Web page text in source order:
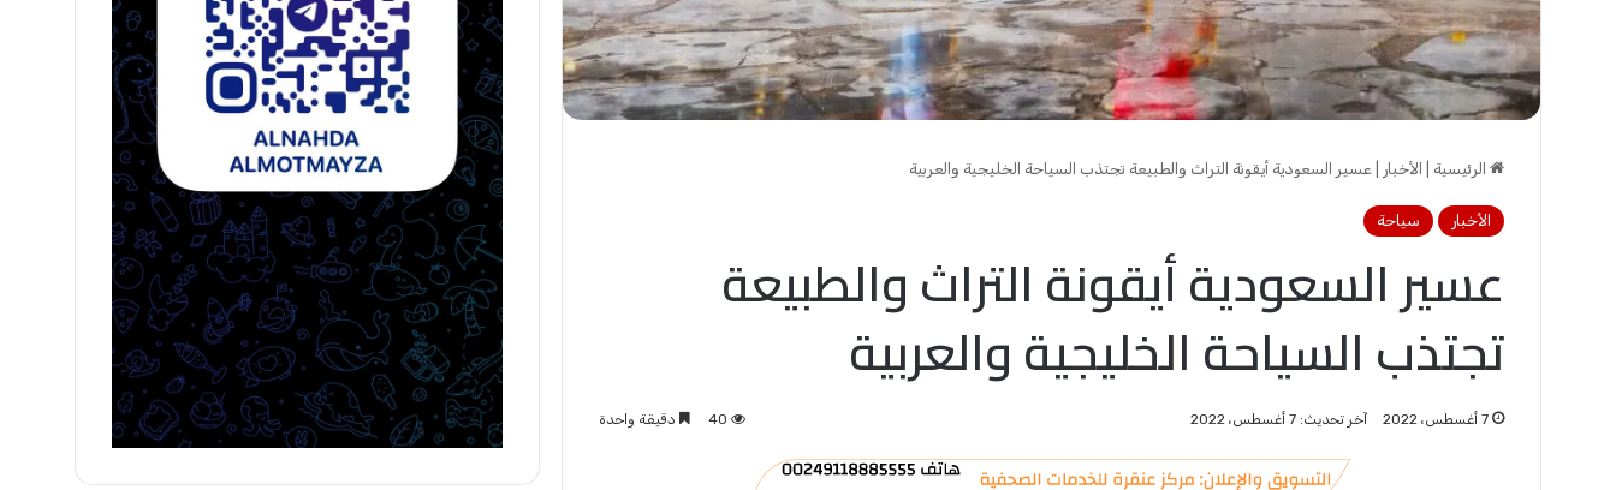
الرئيسية الأخبار عسير السعودية أيقونة التراث والطبيعة تجتذب السياحة الخليجية والعربية
الأخبار سياحة
عسير السعودية أيقونة التراث والطبيعة
تجتذب السياحة الخليجية والعربية
7 أغسطس، 2022 آخر تحديث: 7 أغسطس، 2022 40 دقيقة واحدة